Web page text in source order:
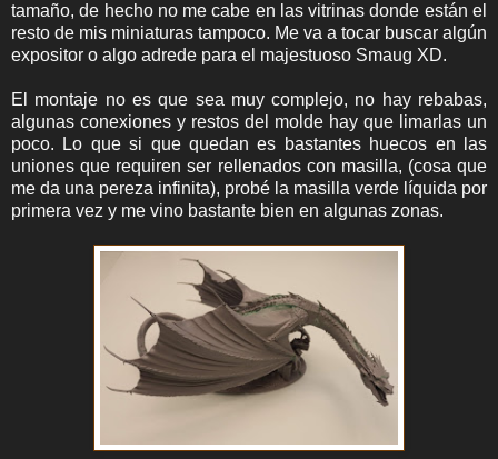
tamaño, de hecho no me cabe en las vitrinas donde están el
resto de mis miniaturas tampoco. Me va a tocar buscar algún
expositor o algo adrede para el majestuoso Smaug XD.
El montaje no es que sea muy complejo, no hay rebabas,
algunas conexiones y restos del molde hay que limarlas un
poco. Lo que si que quedan es bastantes huecos en las
uniones que requiren ser rellenados con masilla, (cosa que
me da una pereza infinita), probé la masilla verde líquida por
primera vez y me vino bastante bien en algunas zonas.